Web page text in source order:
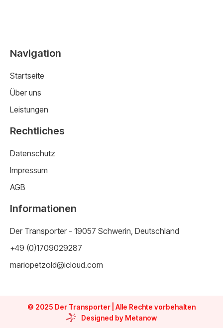
Navigation
Startseite
Über uns
Leistungen
Rechtliches
Datenschutz
Impressum
AGB
Informationen
Der Transporter - 19057 Schwerin, Deutschland
+49 (0)1709029287
mariopetzold@icloud.com
© 2025 Der Transporter | Alle Rechte vorbehalten
Designed by Metanow